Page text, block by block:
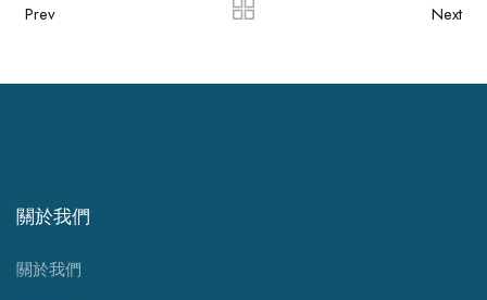
Prev Next
關於我們
關於我們